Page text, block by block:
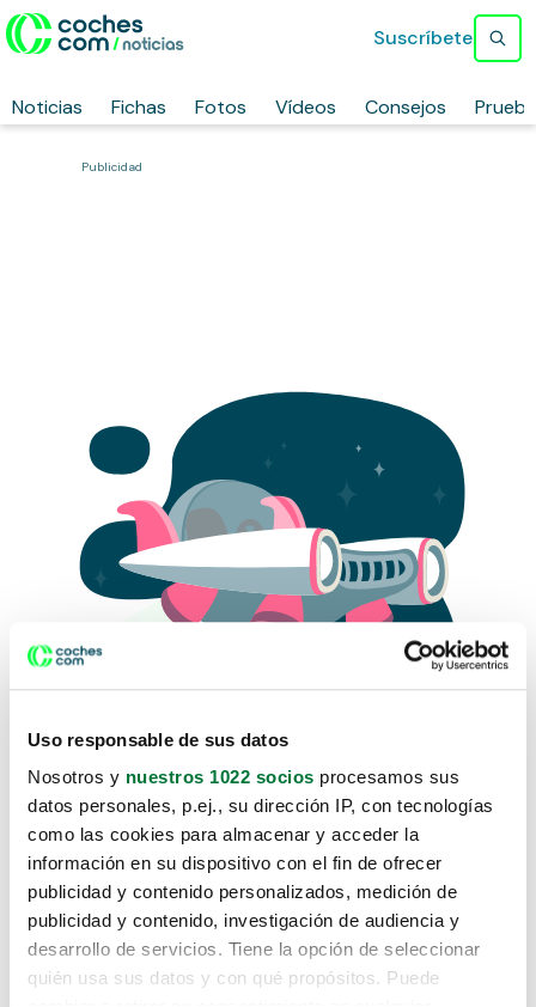
Uso responsable de sus datos
Nosotros y nuestros 1022 socios procesamos sus
datos personales, p.ej., su dirección IP, con tecnologías
como las cookies para almacenar y acceder la
información en su dispositivo con el fin de ofrecer
publicidad y contenido personalizados, medición de
publicidad y contenido, investigación de audiencia y
desarrollo de servicios. Tiene la opción de seleccionar
quién usa sus datos y con qué propósitos. Puede
Noticias Fichas Fotos Vídeos Consejos
Suscríbete
Publicidad
Lo sentimos, no sabemos como
te hemos traido hasta aquí.
Pero puedes encontrar el coche que estás
buscando en alguno de estos enlaces: